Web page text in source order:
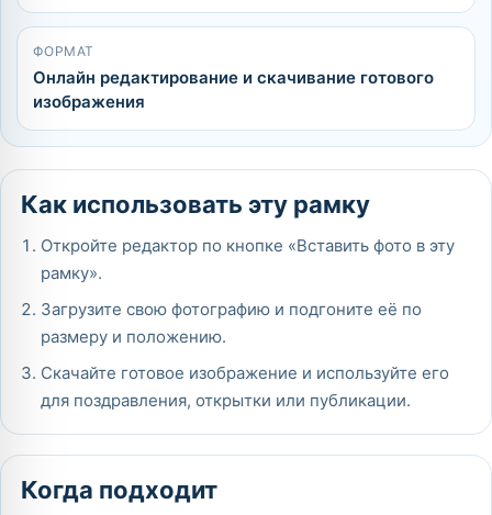
ФОРМАТ
Онлайн редактирование и скачивание готового
изображения
Как использовать эту рамку
Откройте редактор по кнопке «Вставить фото в эту
рамку».
Загрузите свою фотографию и подгоните её по
размеру и положению.
Скачайте готовое изображение и используйте его
для поздравления, открытки или публикации.
Когда подходит